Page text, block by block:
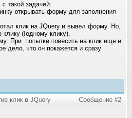
такой задачей:
открывать форму для заполнения
клик на JQuery и вывел форму. Но,
клику (!одному клику).
При попытке повесить на клик еще и
дело, что он покажется и сразу
клик в JQuery
Сообщение #2